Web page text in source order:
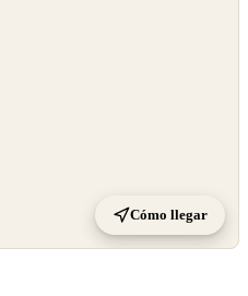
Cómo llegar